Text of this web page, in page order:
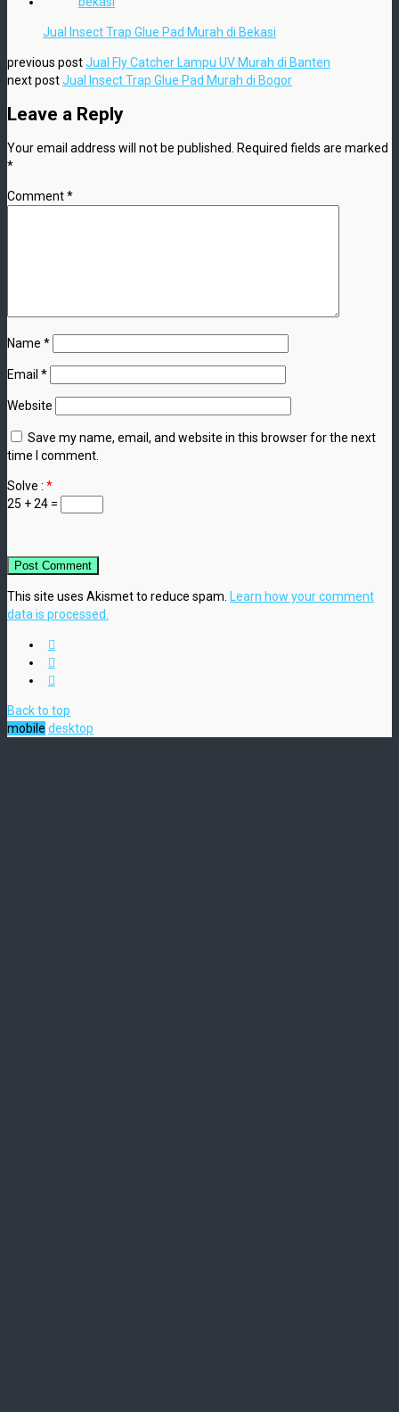
Jual Insect Trap Glue Pad Murah di Bekasi
previous postJual Fly Catcher Lampu UV Murah di Banten
next postJual Insect Trap Glue Pad Murah di Bogor
Leave a Reply
Your email address will not be published.
Required fields are marked
*
Comment*
Name *
Email *
Website
Save my name, email, and website in this browser for the next
time I comment.
Solve : *
25 + 24 =
This site uses Akismet to reduce spam.
Learn how your comment
data is processed.
Back to top
mobile desktop